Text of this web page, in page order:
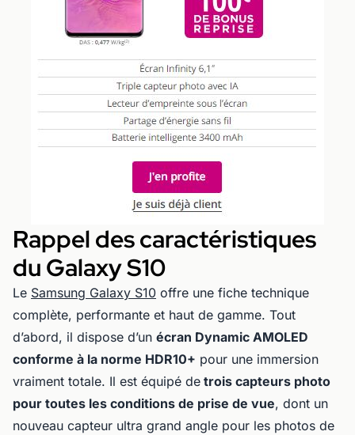
Rappel des caractéristiques
du Galaxy S10
Le Samsung Galaxy S10 offre une fiche technique
complète, performante et haut de gamme. Tout
d’abord, il dispose d’un écran Dynamic AMOLED
conforme à la norme HDR10+ pour une immersion
vraiment totale. Il est équipé de trois capteurs photo
pour toutes les conditions de prise de vue, dont un
nouveau capteur ultra grand angle pour les photos de